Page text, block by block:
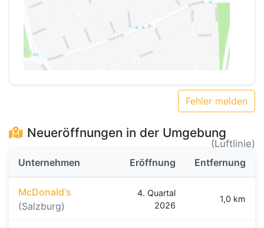
Fehler melden
Neueröffnungen in der Umgebung
(Luftlinie)
Unternehmen
Eröffnung Entfernung
McDonald's
(Salzburg)
4. Quartal
2026
1,0 km